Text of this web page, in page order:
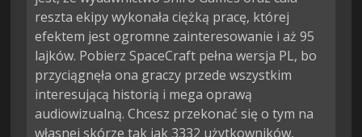
reszta ekipy wykonała ciężką pracę, której
efektem jest ogromne zainteresowanie i aż 95
lajków. Pobierz SpaceCraft pełna wersja PL, bo
przyciągnęła ona graczy przede wszystkim
interesującą historią i mega oprawą
audiowizualną. Chcesz przekonać się o tym na
własnej skórze tak jak 3332 użytkowników,